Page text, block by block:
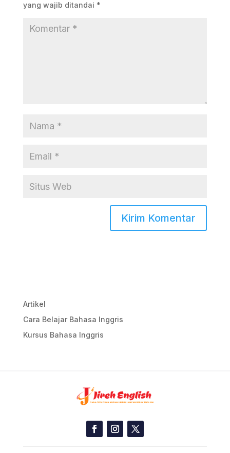
yang wajib ditandai *
Artikel
Cara Belajar Bahasa Inggris
Kursus Bahasa Inggris